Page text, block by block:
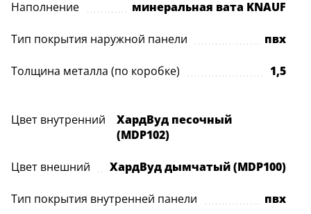
Наполнение минеральная вата KNAUF
Тип покрытия наружной панели пвх
Толщина металла (по коробке) 1,5
Цвет внутренний
ХардВуд песочный
(MDP102)
Цвет внешний ХардВуд дымчатый (MDP100)
Тип покрытия внутренней панели пвх